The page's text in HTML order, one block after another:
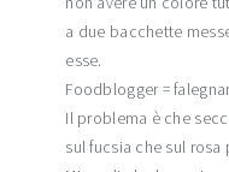
a due bacchette
esse.
Foodblogger =
Il problema è che
sul fucsia che sul